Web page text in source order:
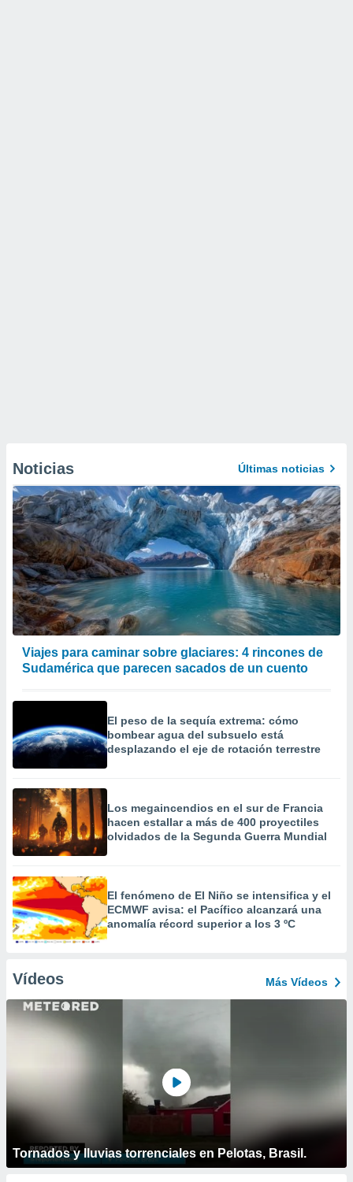
Noticias Últimas noticias
Viajes para caminar sobre glaciares: 4 rincones de
Sudamérica que parecen sacados de un cuento
El peso de la sequía extrema: cómo
bombear agua del subsuelo está
desplazando el eje de rotación terrestre
Los megaincendios en el sur de Francia
hacen estallar a más de 400 proyectiles
olvidados de la Segunda Guerra Mundial
El fenómeno de El Niño se intensifica y el
ECMWF avisa: el Pacífico alcanzará una
anomalía récord superior a los 3 ºC
Vídeos Más Vídeos
Tornados y lluvias torrenciales en Pelotas, Brasil.